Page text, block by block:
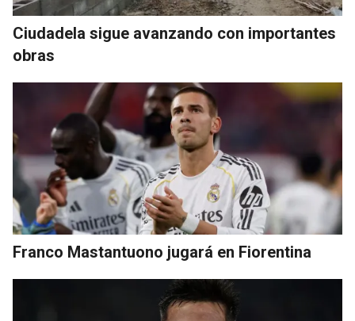
Ciudadela sigue avanzando con importantes
obras
Franco Mastantuono jugará en Fiorentina